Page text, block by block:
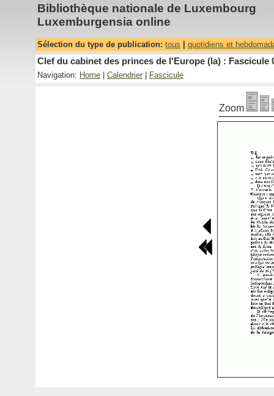
Bibliothèque nationale de Luxembourg
Luxemburgensia online
Sélection du type de publication: tous quotidiens et
Clef du cabinet des princes de l'Europe (la) : Fascicule
Navigation: Home Calendrier Fascicule
Zoom